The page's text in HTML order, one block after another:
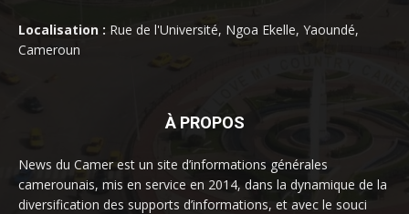
Localisation : Rue de l'Université, Ngoa Ekelle, Yaoundé,
Cameroun
À PROPOS
News du Camer est un site d’informations générales
camerounais, mis en service en 2014, dans la dynamique de la
diversification des supports d’informations, et avec le souci